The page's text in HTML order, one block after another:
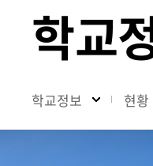
학교
학교정보 현황